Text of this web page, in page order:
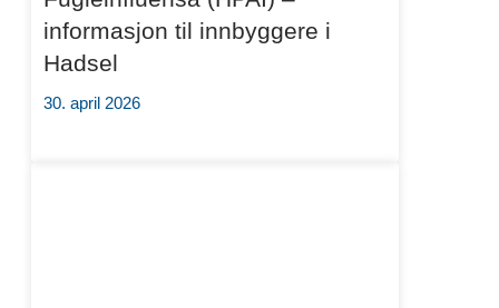
informasjon til innbyggere i
Hadsel
30. april 2026